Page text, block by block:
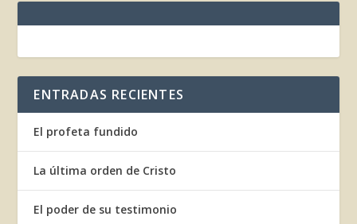
ENTRADAS RECIENTES
El profeta fundido
La última orden de Cristo
El poder de su testimonio